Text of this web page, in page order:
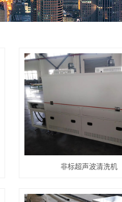
非标超声波清洗机